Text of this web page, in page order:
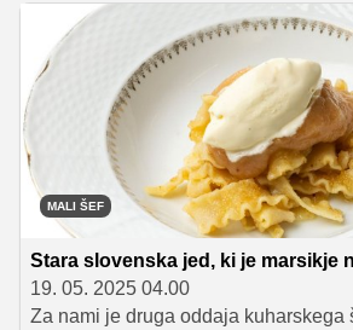
skupina je s popolnim usklajevanjem
okusi prepričala sodnike, medtem ko
skupini pojavili izzivi v komunikaciji.
MALI ŠEF
Stara slovenska jed, ki je marsikje
19. 05. 2025 04.00
Za nami je druga oddaja kuharskega